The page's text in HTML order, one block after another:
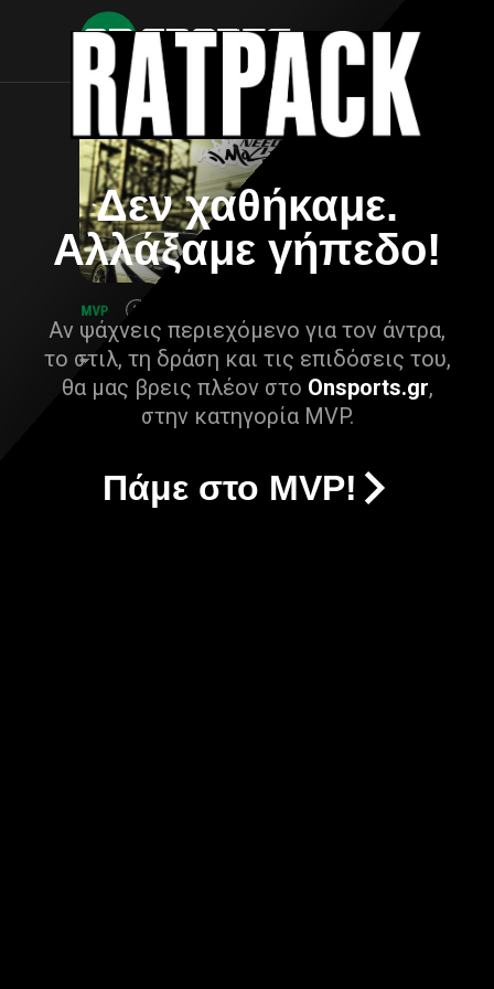
Δεν χαθήκαμε.
Αλλάξαμε γήπεδο!
Αν ψάχνεις περιεχόμενο για τον άντρα,
το στιλ, τη δράση και τις επιδόσεις του,
θα μας βρεις πλέον στο Onsports.gr,
στην κατηγορία MVP.
Πάμε στο MVP!